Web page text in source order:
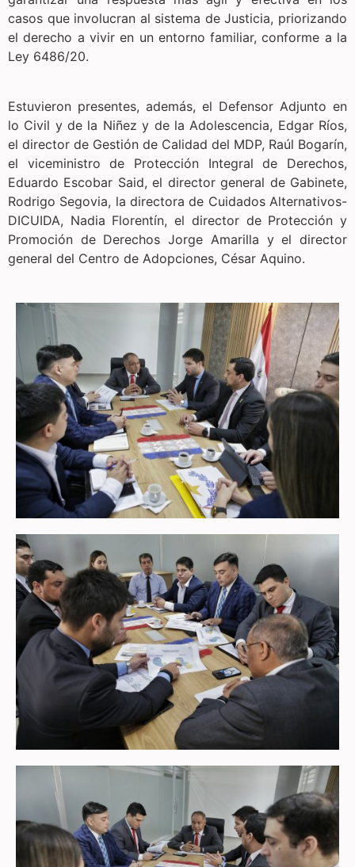
casos que involucran al sistema de Justicia, priorizando
el derecho a vivir en un entorno familiar, conforme a la
Ley 6486/20.
Estuvieron presentes, además, el Defensor Adjunto en
lo Civil y de la Niñez y de la Adolescencia, Edgar Ríos,
el director de Gestión de Calidad del MDP, Raúl Bogarín,
el viceministro de Protección Integral de Derechos,
Eduardo Escobar Said, el director general de Gabinete,
Rodrigo Segovia, la directora de Cuidados Alternativos-
DICUIDA, Nadia Florentín, el director de Protección y
Promoción de Derechos Jorge Amarilla y el director
general del Centro de Adopciones, César Aquino.